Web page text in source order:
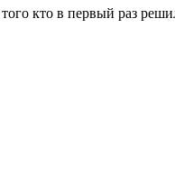
кто в первый раз